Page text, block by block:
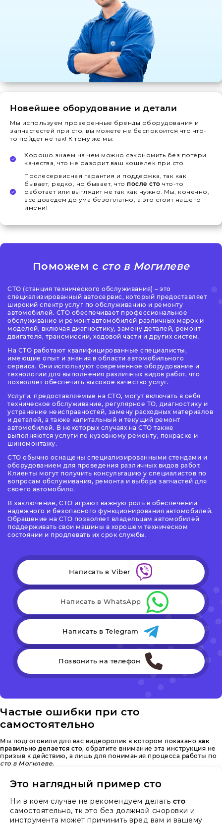
Новейшее оборудование и детали
Мы используем проверенные бренды оборудования и
запчастестей при сто, вы можете не беспокоится что что-
то пойдет не так! К тому же мы:
Хорошо знаем на чем можно сэкономить без потери
качества, что не разорит ваш кошелек при сто
Послесервисная гарантия и поддержка, так как
бывает, редко, но бывает, что после сто что-то
работает или выглядит не так как нужно. Мы, конечно,
все доведем до ума безоплатно, а это стоит нашего
имени!
Поможем с сто в Могилеве
СТО (станция технического обслуживания) – это
специализированный автосервис, который предоставляет
широкий спектр услуг по обслуживанию и ремонту
автомобилей. СТО обеспечивает профессиональное
обслуживание и ремонт автомобилей различных марок и
моделей, включая диагностику, замену деталей, ремонт
двигателя, трансмиссии, ходовой части и других систем.
На СТО работают квалифицированные специалисты,
имеющие опыт и знания в области автомобильного
сервиса. Они используют современное оборудование и
технологии для выполнения различных видов работ, что
позволяет обеспечить высокое качество услуг.
Услуги, предоставляемые на СТО, могут включать в себя
техническое обслуживание, регулярное ТО, диагностику и
устранение неисправностей, замену расходных материалов
и деталей, а также капитальный и текущий ремонт
автомобилей. В некоторых случаях на СТО также
выполняются услуги по кузовному ремонту, покраске и
шиномонтажу.
СТО обычно оснащены специализированными стендами и
оборудованием для проведения различных видов работ.
Клиенты могут получить консультацию у специалистов по
вопросам обслуживания, ремонта и выбора запчастей для
своего автомобиля.
В заключение, СТО играют важную роль в обеспечении
надежного и безопасного функционирования автомобилей.
Обращение на СТО позволяет владельцам автомобилей
поддерживать свои машины в хорошем техническом
состоянии и продлевать их срок службы.
Написать в Viber
Написать в WhatsApp
Написать в Telegram
Позвонить на телефон
Частые ошибки при сто
самостоятельно
Мы подготовили для вас видеоролик в котором показано как
правильно делается сто, обратите внимание эта инструкция не
призыв к действию, а лишь для понимания процесса работы по
сто в Могилеве.
Это наглядный пример сто
Ни в коем случае не рекомендуем делать сто
самостоятельно, тк это без должной сноровки и
инструмента может причинить вред вам и вашему